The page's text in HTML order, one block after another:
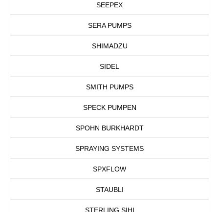
SEEPEX
SERA PUMPS
SHIMADZU
SIDEL
SMITH PUMPS
SPECK PUMPEN
SPOHN BURKHARDT
SPRAYING SYSTEMS
SPXFLOW
STAUBLI
STERLING SIHI